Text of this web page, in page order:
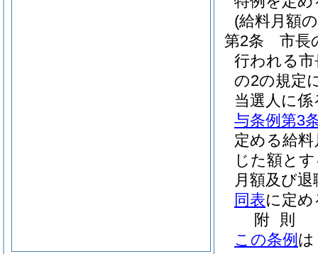
(給料月額
第2条
市長
行われる市
の2の規定
当選人に
与条例第3
定める給
じた額と
月額及び
同表に定
附 則
この条例 は